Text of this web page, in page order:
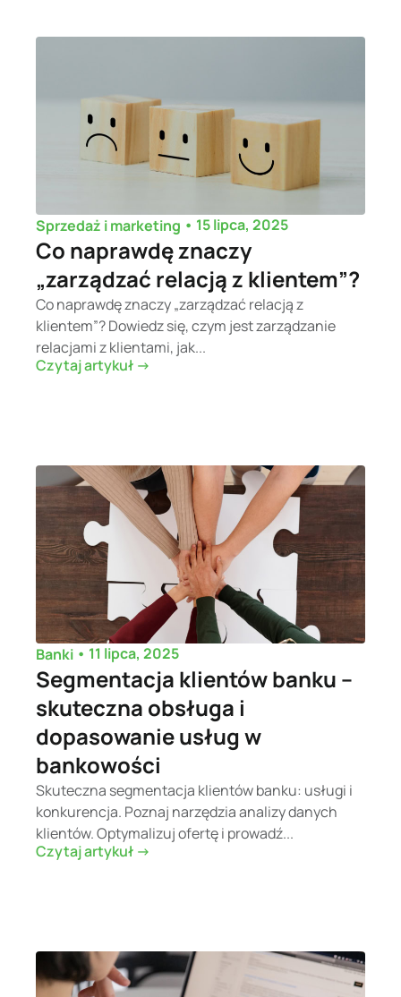
Sprzedaż i marketing • 15 lipca, 2025
Co naprawdę znaczy
„zarządzać relacją z klientem”?
Co naprawdę znaczy „zarządzać relacją z
klientem”? Dowiedz się, czym jest zarządzanie
relacjami z klientami, jak...
Czytaj artykuł ->
Banki • 11 lipca, 2025
Segmentacja klientów banku –
skuteczna obsługa i
dopasowanie usług w
bankowości
Skuteczna segmentacja klientów banku: usługi i
konkurencja. Poznaj narzędzia analizy danych
klientów. Optymalizuj ofertę i prowadź...
Czytaj artykuł ->